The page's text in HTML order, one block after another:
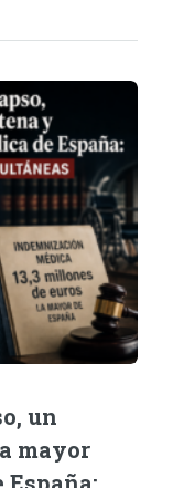
un
mayor